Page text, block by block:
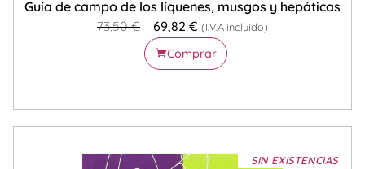
Guía de campo de los líquenes, musgos y hepáticas
73,50€ 69,82 € (I.V.A incluido)
Comprar
SIN EXISTENCIAS